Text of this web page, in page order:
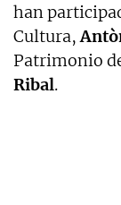
han
Cultura,
Patrimonio
Ribal.